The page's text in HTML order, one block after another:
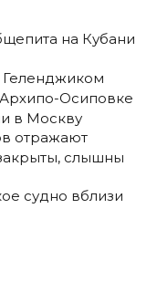
на Кубани
Осиповке
в Москву
отражают
слышны
судно вблизи